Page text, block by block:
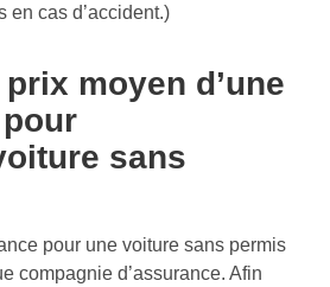
en cas d’accident.)
moyen d’une
sans
pour une voiture sans permis
compagnie d’assurance. Afin